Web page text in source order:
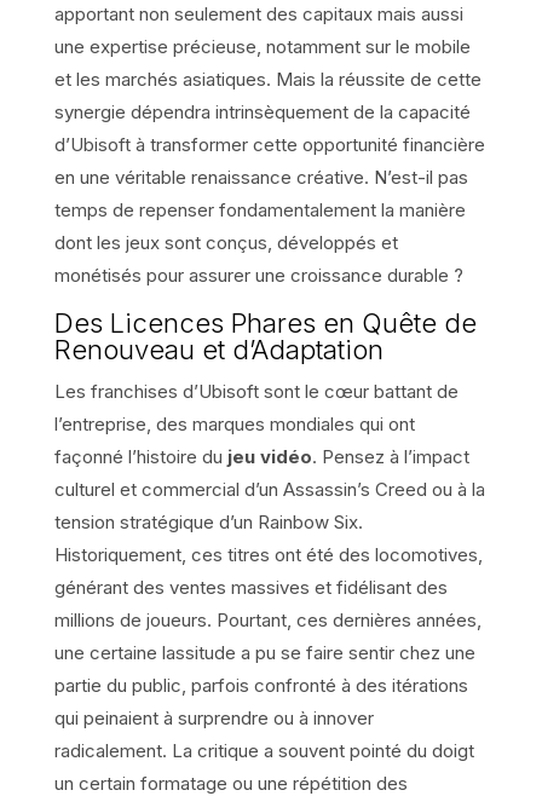
apportant non seulement des capitaux mais aussi
une expertise précieuse, notamment sur le mobile
et les marchés asiatiques. Mais la réussite de cette
synergie dépendra intrinsèquement de la capacité
d’Ubisoft à transformer cette opportunité financière
en une véritable renaissance créative. N’est-il pas
temps de repenser fondamentalement la manière
dont les jeux sont conçus, développés et
monétisés pour assurer une croissance durable ?
Des Licences Phares en Quête de
Renouveau et d’Adaptation
Les franchises d’Ubisoft sont le cœur battant de
l’entreprise, des marques mondiales qui ont
façonné l’histoire du jeu vidéo. Pensez à l’impact
culturel et commercial d’un Assassin’s Creed ou à la
tension stratégique d’un Rainbow Six.
Historiquement, ces titres ont été des locomotives,
générant des ventes massives et fidélisant des
millions de joueurs. Pourtant, ces dernières années,
une certaine lassitude a pu se faire sentir chez une
partie du public, parfois confronté à des itérations
qui peinaient à surprendre ou à innover
radicalement. La critique a souvent pointé du doigt
un certain formatage ou une répétition des